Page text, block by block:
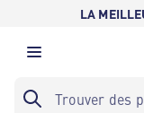
LA